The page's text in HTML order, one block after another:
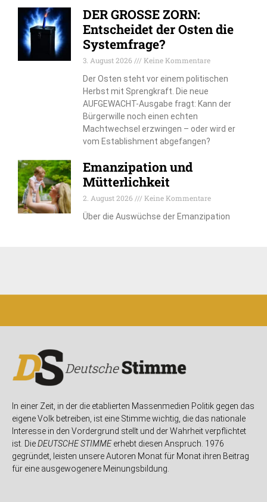
DER GROSSE ZORN:
Entscheidet der Osten die
Systemfrage?
3. August 2026
Keine Kommentare
Der Osten steht vor einem politischen
Herbst mit Sprengkraft. Die neue
AUFGEWACHT-Ausgabe fragt: Kann der
Bürgerwille noch einen echten
Machtwechsel erzwingen – oder wird er
vom Establishment abgefangen?
Emanzipation und
Mütterlichkeit
2. August 2026
Keine Kommentare
Über die Auswüchse der Emanzipation
In einer Zeit, in der die etablierten Massenmedien Politik gegen das
eigene Volk betreiben, ist eine Stimme wichtig, die das nationale
Interesse in den Vordergrund stellt und der Wahrheit verpflichtet
ist. DieDEUTSCHE STIMMEerhebt diesen Anspruch. 1976
gegründet, leisten unsere Autoren Monat für Monat ihren Beitrag
für eine ausgewogenere Meinungsbildung.